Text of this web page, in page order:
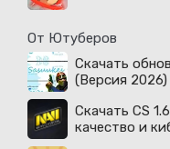
От Ютуберов
Скачать
(Версия
Скачать CS
качество и